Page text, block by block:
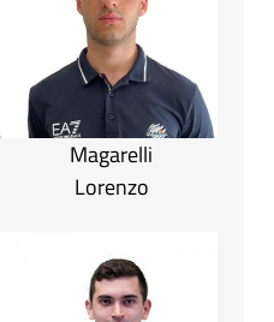
Magarelli
Lorenzo